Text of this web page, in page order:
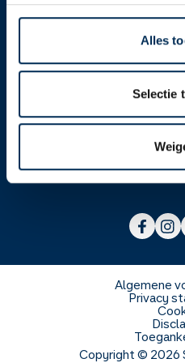
Alles
Selectie
Over ons
Over Service Apotheek
Over Mosadex
Franchise informatie
Werken bij
Werken bij het hoofdkantoor
Wetenschap en onderzoek
Voorlichting scholen
Algemene
Privacy
Copyright © 2026